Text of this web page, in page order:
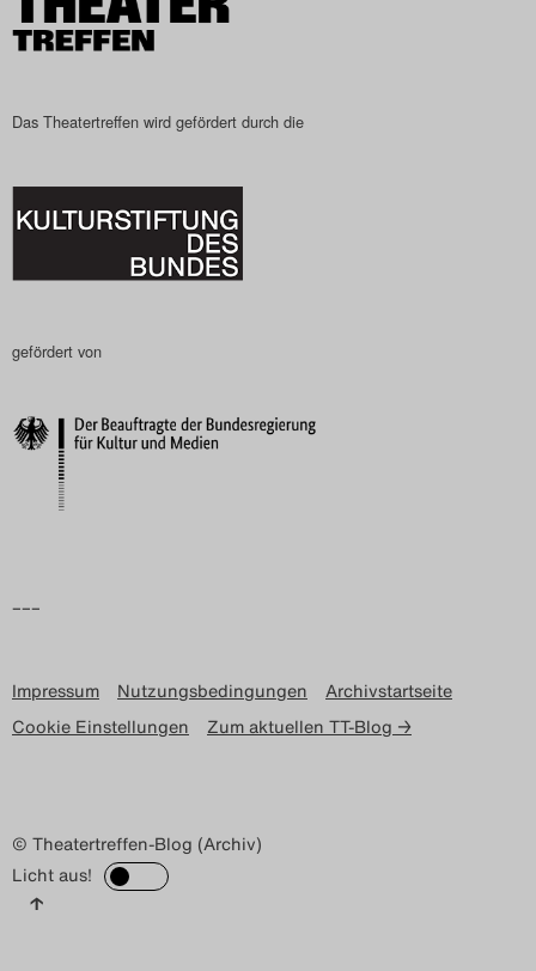
Das Theatertreffen wird gefördert durch die
gefördert von
–––
Impressum Nutzungsbedingungen
Archivstartseite
Cookie Einstellungen
Zum aktuellen TT-Blog →
© Theatertreffen-Blog (Archiv)
Licht aus!
↑